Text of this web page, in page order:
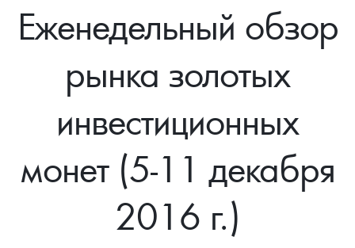
Монеты Россия и СССР
Иностранные
Памятные и старинные монеты
Памятные монеты России и СССР
Монеты и жетоны ЗМД
Золотые слитки
Подлинность монет
Выкуп серебряных монет
Вопрос - ответ
Памятка для работы с монетами из драгметаллов
Услуги
Подбор монет
Георгий Победоносец - динамика цен
Лом выкуп
О нас
Еженедельный обзор
рынка золотых
инвестиционных
монет (5-11 декабря
2016 г.)